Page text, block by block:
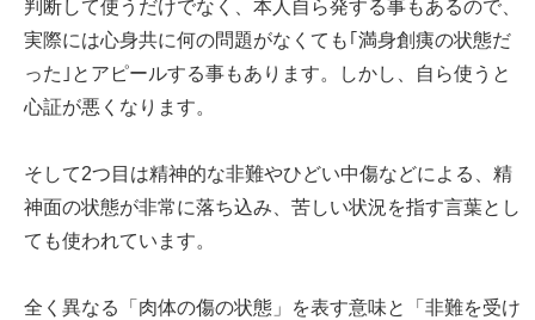
判断して使うだけでなく、本人自ら発する事もあるので、
実際には心身共に何の問題がなくても｢満身創痍の状態だ
った｣とアピールする事もあります。しかし、自ら使うと
心証が悪くなります。
そして2つ目は精神的な非難やひどい中傷などによる、精
神面の状態が非常に落ち込み、苦しい状況を指す言葉とし
ても使われています。
全く異なる「肉体の傷の状態」を表す意味と「非難を受け